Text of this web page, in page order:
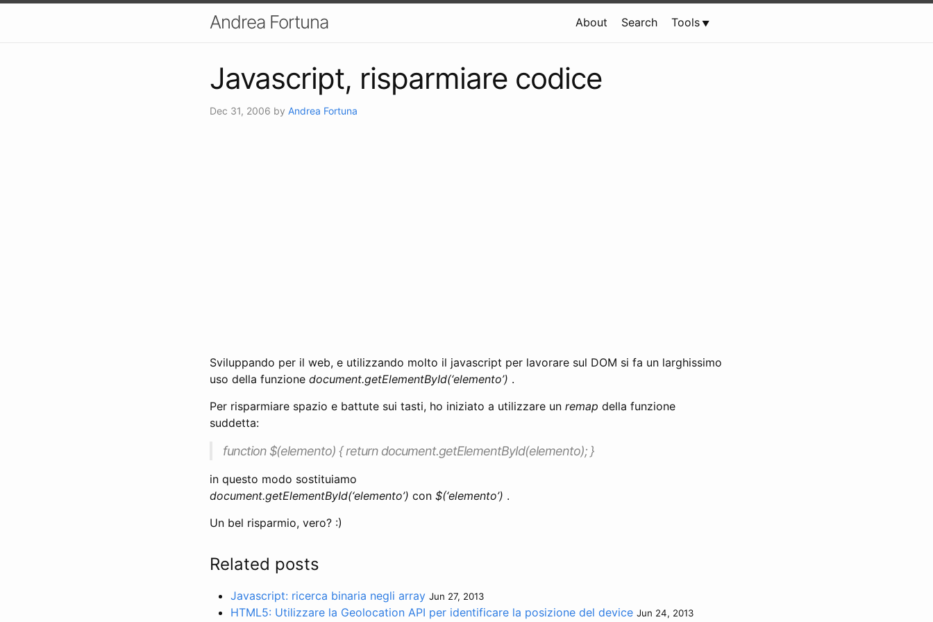
Andrea Fortuna About Search Tools
Javascript, risparmiare codice
Dec 31, 2006 by Andrea Fortuna
Sviluppando per il web, e utilizzando molto il javascript per lavorare sul DOM si fa un larghissimo
uso della funzione document.getElementById(‘elemento’) .
Per risparmiare spazio e battute sui tasti, ho iniziato a utilizzare un remap della funzione
suddetta:
function $(elemento) { return document.getElementById(elemento); }
in questo modo sostituiamo
document.getElementById(‘elemento’) con $(‘elemento’) .
Un bel risparmio, vero? :)
Related posts
Javascript: ricerca binaria negli array Jun 27, 2013
HTML5: Utilizzare la Geolocation API per identificare la posizione del device Jun 24, 2013